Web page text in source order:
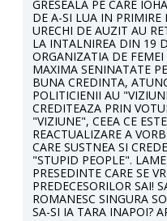
GRESEALA PE CARE
DE A-SI LUA IN PRIMIRE
URECHI DE AUZIT AU
LA INTALNIREA DIN 19
ORGANIZATIA DE
MAXIMA SENINATATE
BUNA CREDINTA,
POLITICIENII AU
CREDITEAZA PRIN
"VIZIUNE", CEEA CE
REACTUALIZARE A
CARE SUSTNEA SI
"STUPID PEOPLE".
PRESEDINTE CARE SE
PREDECESORILOR SAI!
ROMANESC SINGURA
SA-SI IA TARA INAPOI?